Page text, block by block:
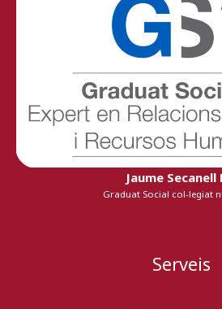
Jaume Secanell
Graduat Social col-legiat
Serveis